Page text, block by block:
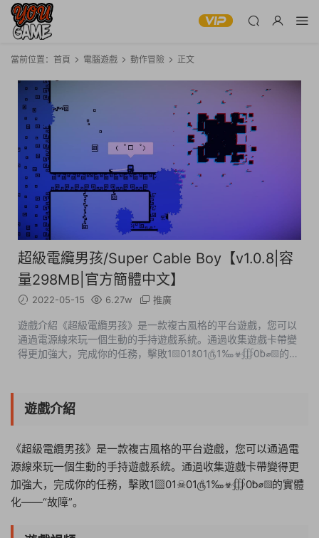
當前位置： 首頁 電腦遊戲 動作冒險 正文
超級電纜男孩/Super Cable Boy【v1.0.8|容
量298MB|官方簡體中文】
2022-05-15 6.27w 推廣
遊戲介紹《超級電纜男孩》是一款複古風格的平台遊戲，您可以
通過電源線來玩一個生動的手持遊戲系統。通過收集遊戲卡帶變
得更加強大，完成你的任務，擊敗1▧01☠01௹1‱☣∰0␢⌀▧的實
遊戲介紹
《超級電纜男孩》是一款複古風格的平台遊戲，您可以通過電
源線來玩一個生動的手持遊戲系統。通過收集遊戲卡帶變得更
加強大，完成你的任務，擊敗1▧01☠01௹1‱☣∰0␢⌀▧的實體
化——“故障”。